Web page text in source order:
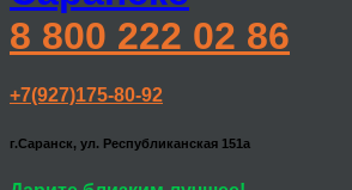
8 800 222 02 86
+7(927)175-80-92
г.Саранск, ул. Республиканская 151а